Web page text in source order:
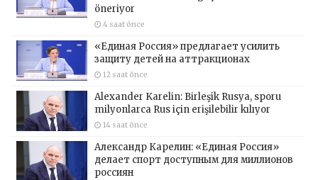
öneriyor
4 saat önce
«Единая Россия» предлагает усилить
защиту детей на аттракционах
12 saat önce
Alexander Karelin: Birleşik Rusya, sporu
milyonlarca Rus için erişilebilir kılıyor
14 saat önce
Александр Карелин: «Единая Россия»
делает спорт доступным для миллионов
россиян